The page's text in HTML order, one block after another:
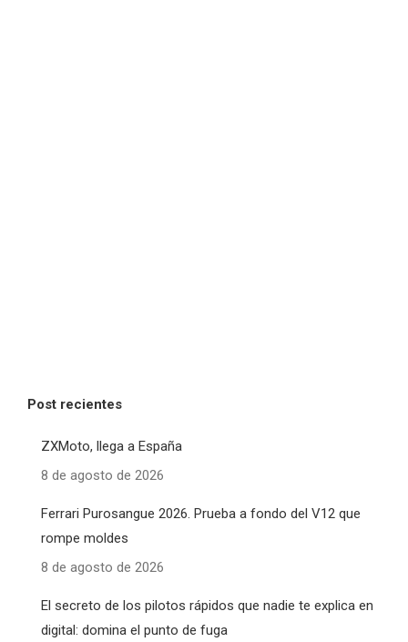
Post recientes
ZXMoto, llega a España
8 de agosto de 2026
Ferrari Purosangue 2026. Prueba a fondo del V12 que
rompe moldes
8 de agosto de 2026
El secreto de los pilotos rápidos que nadie te explica en
digital: domina el punto de fuga